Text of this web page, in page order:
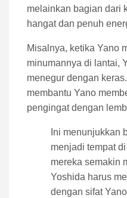
melainkan bagian dari
hangat dan penuh
Misalnya, ketika Yano
minumannya di lantai,
menegur dengan
membantu Yano
pengingat dengan
Ini menunjukkan
menjadi tempat
mereka semakin
Yoshida harus
dengan sifat